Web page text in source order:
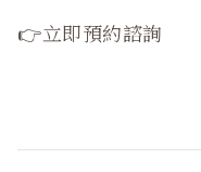
👉立即預約諮詢